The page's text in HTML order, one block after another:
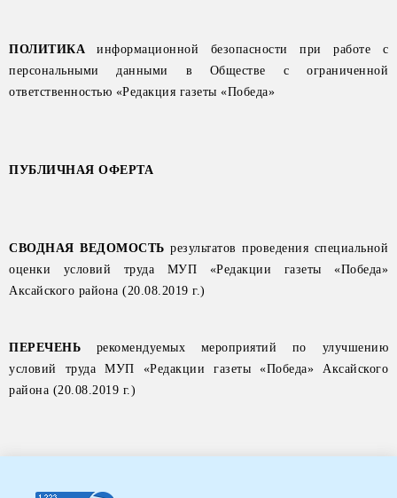
ПОЛИТИКА
информационной безопасности при работе с
персональными данными в Обществе с ограниченной
ответственностью «Редакция газеты «Победа»
ПУБЛИЧНАЯ ОФЕРТА
СВОДНАЯ ВЕДОМОСТЬ результатов проведения специальной
оценки условий труда МУП «Редакции газеты «Победа»
Аксайского района (20.08.2019 г.)
ПЕРЕЧЕНЬ рекомендуемых мероприятий по улучшению
условий труда
МУП «Редакции газеты «Победа» Аксайского
района (20.08.2019 г.)